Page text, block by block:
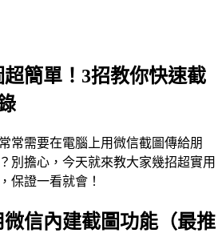
簡單！3招教你快速截
常需要在電腦上用微信截圖傳給朋
別擔心，今天就來教大家幾招超實用
保證一看就會！
信內建截圖功能（最推